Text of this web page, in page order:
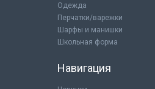
Одежда
Перчатки/варежки
Шарфы и манишки
Школьная форма
Навигация